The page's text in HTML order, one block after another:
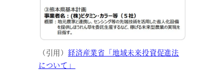
（引用） 経済産業省「地域未来投資促進法
について」